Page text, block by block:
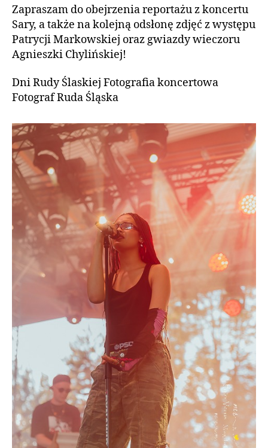
Zapraszam do obejrzenia reportażu z koncertu
Sary, a także na kolejną odsłonę zdjęć z występu
Patrycji Markowskiej oraz gwiazdy wieczoru
Agnieszki Chylińskiej!
Dni Rudy Ślaskiej Fotografia koncertowa
Fotograf Ruda Śląska